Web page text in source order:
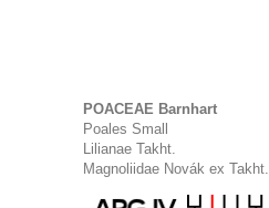
POACEAE Barnhart
Poales Small
Lilianae Takht.
Magnoliidae Novák ex Takht.